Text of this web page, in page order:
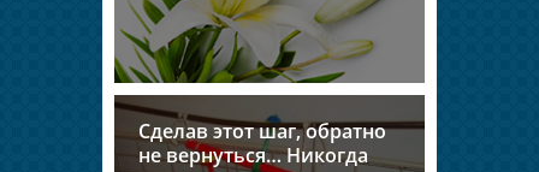
Сделав этот шаг, обратно
не вернуться… Никогда